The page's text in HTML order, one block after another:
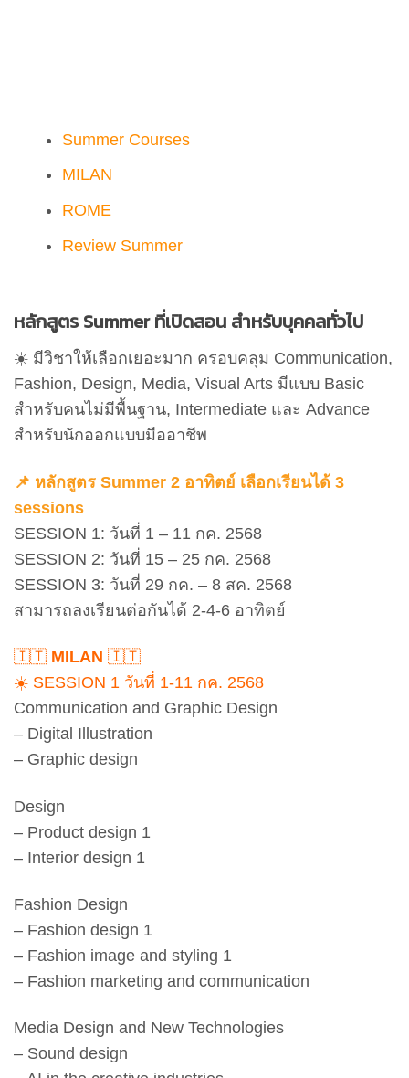
Summer Courses
MILAN
ROME
Review Summer
หลักสูตร Summer ที่เปิดสอน สำหรับบุคคลทั่วไป
☀️ มีวิชาให้เลือกเยอะมาก ครอบคลุม Communication,
Fashion, Design, Media, Visual Arts มีแบบ Basic
สำหรับคนไม่มีพื้นฐาน, Intermediate และ Advance
สำหรับนักออกแบบมืออาชีพ
📌 หลักสูตร Summer 2 อาทิตย์ เลือกเรียนได้ 3
sessions
SESSION 1: วันที่ 1 – 11 กค. 2568
SESSION 2: วันที่ 15 – 25 กค. 2568
SESSION 3: วันที่ 29 กค. – 8 สค. 2568
สามารถลงเรียนต่อกันได้ 2-4-6 อาทิตย์
🇮🇹 MILAN 🇮🇹
☀️ SESSION 1 วันที่ 1-11 กค. 2568
Communication and Graphic Design
– Digital Illustration
– Graphic design
Design
– Product design 1
– Interior design 1
Fashion Design
– Fashion design 1
– Fashion image and styling 1
– Fashion marketing and communication
Media Design and New Technologies
– Sound design